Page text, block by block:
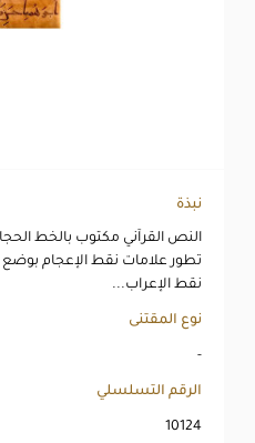
نبذة
النص القرآني مكتوب بالخط
تطور علامات نقط الإعجام بوضع
نقط الإعراب...
نوع المقتنى
-
الرقم التسلسلي
10124